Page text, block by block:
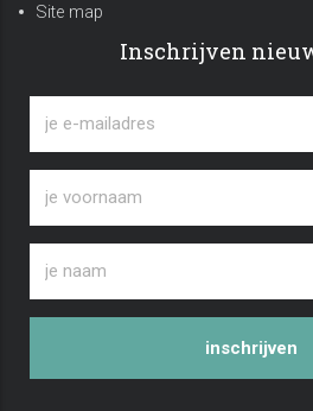
Site map
Inschrijven
inschrijven